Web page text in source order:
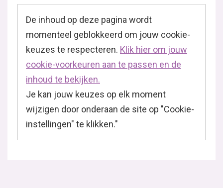
De inhoud op deze pagina wordt
momenteel geblokkeerd om jouw cookie-
keuzes te respecteren. Klik hier om jouw
cookie-voorkeuren aan te passen en de
inhoud te bekijken.
Je kan jouw keuzes op elk moment
wijzigen door onderaan de site op "Cookie-
instellingen" te klikken."